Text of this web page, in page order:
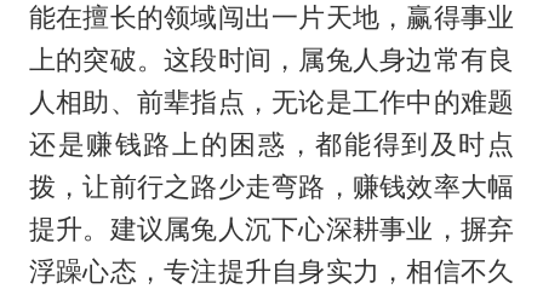
能在擅长的领域闯出一片天地，赢得事业
上的突破。这段时间，属兔人身边常有良
人相助、前辈指点，无论是工作中的难题
还是赚钱路上的困惑，都能得到及时点
拨，让前行之路少走弯路，赚钱效率大幅
提升。建议属兔人沉下心深耕事业，摒弃
浮躁心态，专注提升自身实力，相信不久